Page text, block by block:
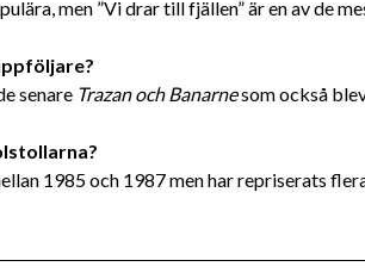
men ”Vi drar till fjällen” är en av de
senare Trazan och Banarnesom också
1985 och 1987 men har repriserats